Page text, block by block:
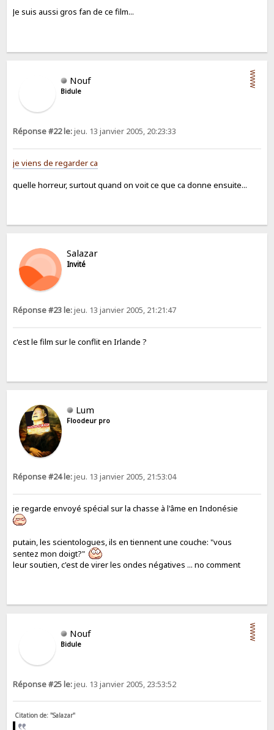
Je suis aussi gros fan de ce film...
Nouf
Bidule
WWW
Réponse #22 le:jeu. 13 janvier 2005, 20:23:33
je viens de regarder ca
quelle horreur, surtout quand on voit ce que ca donne ensuite...
Salazar
Invité
Réponse #23 le:jeu. 13 janvier 2005, 21:21:47
c'est le film sur le conflit en Irlande ?
Lum
Floodeur pro
Réponse #24 le:jeu. 13 janvier 2005, 21:53:04
je regarde envoyé spécial sur la chasse à l'âme en Indonésie
putain, les scientologues, ils en tiennent une couche: "vous
sentez mon doigt?"
leur soutien, c'est de virer les ondes négatives ... no comment
Nouf
Bidule
WWW
Réponse #25 le:jeu. 13 janvier 2005, 23:53:52
Citation de: "Salazar"